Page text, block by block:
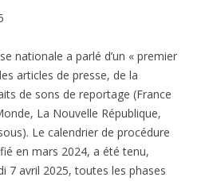
nationale a parlé d’un « premier
articles de presse, de la
de sons de reportage (France
La Nouvelle République,
Le calendrier de procédure
en mars 2024, a été tenu,
7 avril 2025, toutes les phases